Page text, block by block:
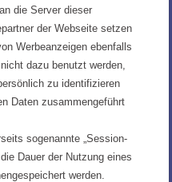
die Server dieser
der Webseite setzen
Werbeanzeigen ebenfalls
dazu benutzt werden,
zu identifizieren
Daten zusammengeführt
sogenannte „Session-
Dauer der Nutzung eines
werden.